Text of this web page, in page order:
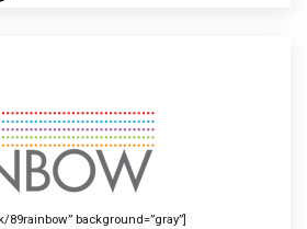
background=”gray”]